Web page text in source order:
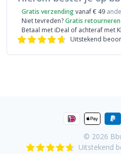
Gratis verzendingvanaf € 49
Niet tevreden?Gratis retourneren
Betaal met iDeal of achteraf met
Uitstekend
© 2026
Uitstekend